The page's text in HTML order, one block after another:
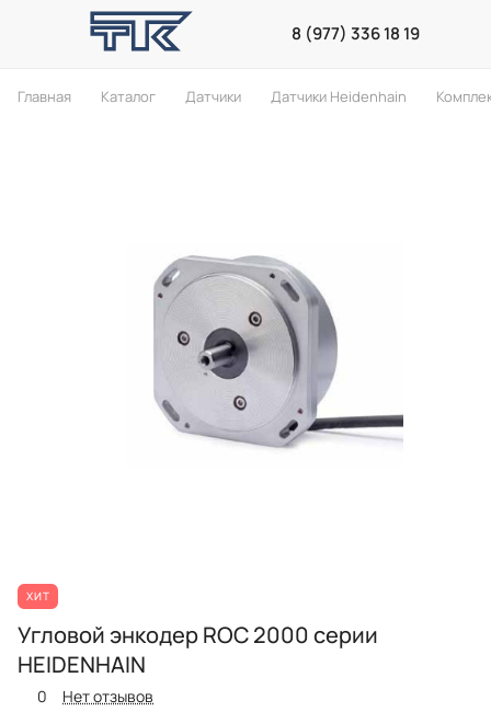
8 (977) 336 18 19
Главная Каталог Датчики Датчики Heidenhain
ХИТ
Угловой энкодер ROC 2000 серии
HEIDENHAIN
0 Нет отзывов